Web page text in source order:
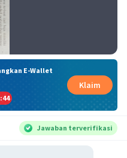
E-Wallet
:44
Klaim
Jawaban terverifikasi